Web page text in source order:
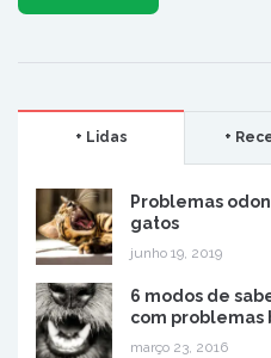
+ Lidas +
Problemas
gatos
junho 19, 2019
6 modos de
com problemas
março 23, 2016